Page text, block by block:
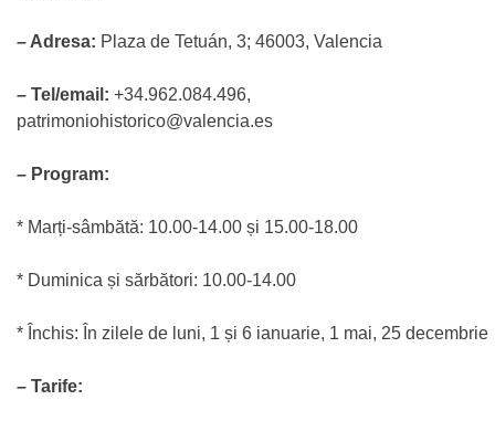
– Adresa: Plaza de Tetuán, 3; 46003, Valencia
– Tel/email: +34.962.084.496,
patrimoniohistorico@valencia.es
– Program:
* Marți-sâmbătă: 10.00-14.00 și 15.00-18.00
* Duminica și sărbători: 10.00-14.00
* Închis: În zilele de luni, 1 și 6 ianuarie, 1 mai, 25 decembrie
– Tarife: